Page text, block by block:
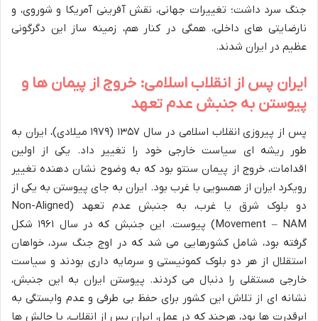
جنگ سرد داشت؛ تغییرات جهانی، نقش آفرینی آمریکا و شوروی، و
نارضایتی های داخلی، همگی در کنار هم، زمینه ساز این دگرگونی
عظیم در ایران شدند.
ایران پس از انقلاب اسلامی: خروج از پیمان ها و
پیوستن به جنبش عدم تعهد
پس از پیروزی انقلاب اسلامی در سال ۱۳۵۷ (۱۹۷۹ میلادی)، ایران به
طور ریشه ای سیاست خارجی خود را تغییر داد. یکی از اولین
اقدامات، خروج از پیمان سنتو بود که به وضوح نشان دهنده تغییر
رویکرد ایران از همسویی با غرب بود. ایران به جای پیوستن به یکی از
دو بلوک شرق یا غرب، به جنبش عدم تعهد (Non-Aligned
Movement – NAM) پیوست. این جنبش که در سال ۱۹۶۱ شکل
گرفته بود، شامل کشورهایی می شد که در اوج جنگ سرد، خواهان
استقلال از هر دو بلوک کمونیستی و سرمایه داری بودند و سیاست
خارجی مستقلی را دنبال می کردند. پیوستن ایران به این جنبش،
نشانه ای از تلاش این کشور برای حفظ بی طرفی و عدم وابستگی به
ابرقدرت ها بود، هرچند که در عمل، ایران پس از انقلاب، با چالش ها